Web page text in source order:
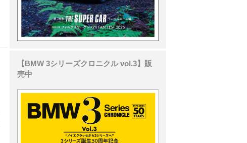
【BMW 3シリーズクロニクル vol.3】販
売中